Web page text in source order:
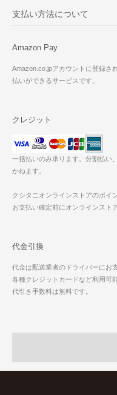
支払い方法について
Amazon Pay
Amazon.co.jpアカウントに登録さ
払いができるサービスです。
クレジット
一括払いのみ承ります。分割払い
かねます。
クシタニオンラインストアのポイ
お支払い確定前にオンラインスト
代金引換
代金は配送業者のドライバーにお
各種クレジットカードなど利用可
代引き手数料は無料です。